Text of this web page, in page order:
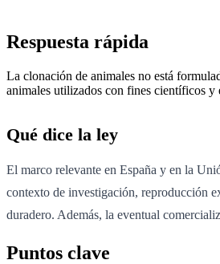
Respuesta rápida
La clonación de animales no está
animales utilizados con fines científicos y
Qué dice la ley
El marco relevante en España y en la
contexto de investigación, reproducción
duradero. Además, la eventual
Puntos clave